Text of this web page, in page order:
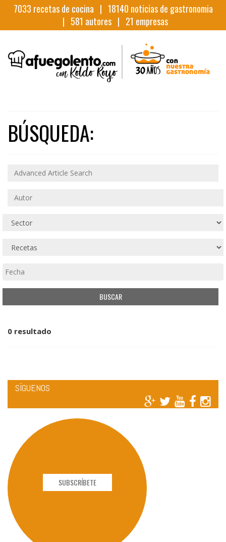
7033 recetas de cocina | 18140 noticias de gastronomia
| 581 autores | 21 empresas
BÚSQUEDA:
0 resultado
SÍGUENOS
SUBSCRÍBETE